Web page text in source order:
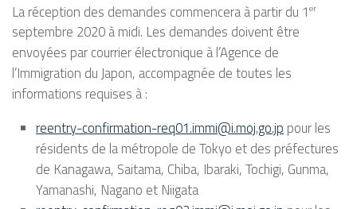
La réception des demandes commencera à partir du 1er
septembre 2020 à midi. Les demandes doivent être
envoyées par courrier électronique à l’Agence de
l’Immigration du Japon, accompagnée de toutes les
informations requises à :
reentry-confirmation-req01.immi@i.moj.go.jp pour les
résidents de la métropole de Tokyo et des préfectures
de Kanagawa, Saitama, Chiba, Ibaraki, Tochigi, Gunma,
Yamanashi, Nagano et Niigata